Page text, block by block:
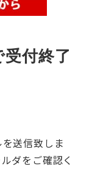
受付終了
送信致しま
ダをご確認く